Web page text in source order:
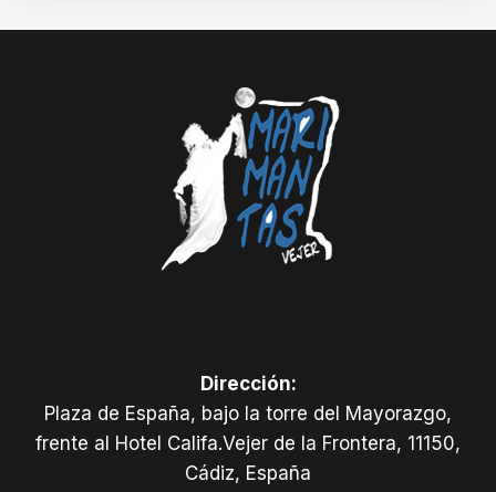
Dirección:
Plaza de España, bajo la torre del Mayorazgo,
frente al Hotel Califa.Vejer de la Frontera, 11150,
Cádiz, España